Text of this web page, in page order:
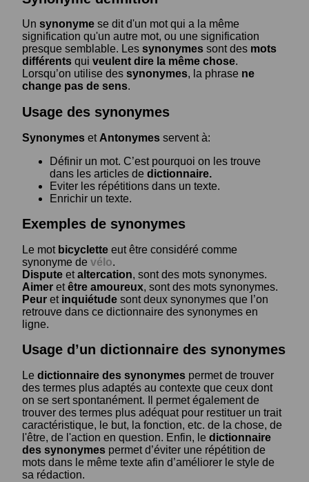
Un synonyme se dit d'un mot qui a la même
signification qu'un autre mot, ou une signification
presque semblable. Les synonymes sont des mots
différents qui veulent dire la même chose.
Lorsqu’on utilise des synonymes, la phrase ne
change pas de sens.
Usage des synonymes
Synonymes et Antonymes servent à:
Définir un mot. C’est pourquoi on les trouve
dans les articles de dictionnaire.
Eviter les répétitions dans un texte.
Enrichir un texte.
Exemples de synonymes
Le mot bicyclette eut être considéré comme
synonyme de vélo.
Dispute etaltercation, sont des mots synonymes.
Aimer etêtre amoureux, sont des mots synonymes.
Peur et inquiétude sont deux synonymes que l’on
retrouve dans ce dictionnaire des synonymes en
ligne.
Usage d’un dictionnaire des synonymes
Le dictionnaire des synonymes permet de trouver
des termes plus adaptés au contexte que ceux dont
on se sert spontanément. Il permet également de
trouver des termes plus adéquat pour restituer un trait
caractéristique, le but, la fonction, etc. de la chose, de
l'être, de l'action en question. Enfin, le dictionnaire
des synonymes permet d’éviter une répétition de
mots dans le même texte afin d’améliorer le style de
sa rédaction.